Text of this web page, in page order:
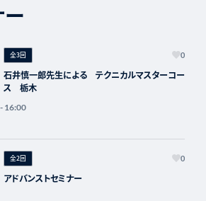
全3回 0
石井慎一郎先生による テクニカルマスターコー
ス 栃木
16:00
全2回 0
アドバンストセミナー